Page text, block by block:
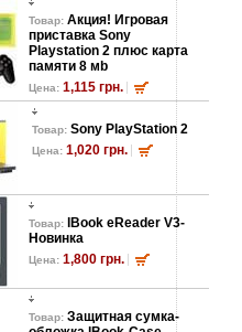
Товар: Акция! Игровая
приставка Sony
Playstation 2 плюс карта
памяти 8 мb
Цена: 1,115 грн.
Товар: Sony PlayStation 2
Цена: 1,020 грн.
Товар:
lBook eReader V3-
Новинка
Цена: 1,800 грн.
Товар: Защитная сумка-